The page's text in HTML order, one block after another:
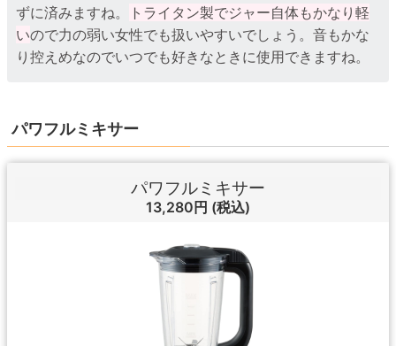
ずに済みますね。
トライタン製でジャー自体もかなり軽
いので力の弱い女性でも扱いやすいでしょう。音もかな
り控えめなのでいつでも好きなときに使用できますね。
パワフルミキサー
パワフルミキサー
13,280円 (税込)